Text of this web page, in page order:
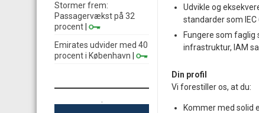
Udvikle og
standarder som IEC
Fungere som
infrastruktur, IAM
Din profil
Vi forestiller os, at du:
Kommer med solid
Stormer frem:
Passagervækst på 32
procent
Emirates udvider med 40
procent i København